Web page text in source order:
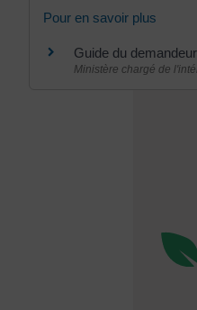
Pour en savoir plus
Guide du
Ministère chargé de